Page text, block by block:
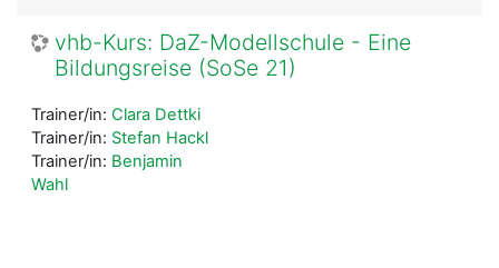
vhb-Kurs: DaZ-Modellschule - Eine
Bildungsreise (SoSe 21)
Trainer/in: Clara Dettki
Trainer/in: Stefan Hackl
Trainer/in: Benjamin
Wahl